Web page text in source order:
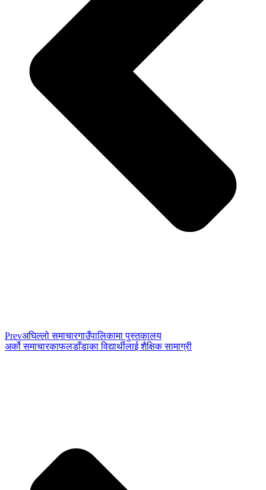
Prevअघिल्लो समाचारगाउँपालिकामा पुस्तकालय
अर्को समाचारकाफलडाँडाका विद्यार्थीलाई शैक्षिक सामाग्री